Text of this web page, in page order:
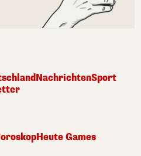
NachrichtenSport
Heute Games